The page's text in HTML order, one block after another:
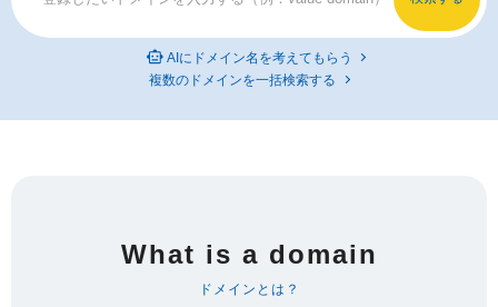
AIにドメイン名を考えてもらう
複数のドメインを一括検索する
What is a domain
ドメインとは？